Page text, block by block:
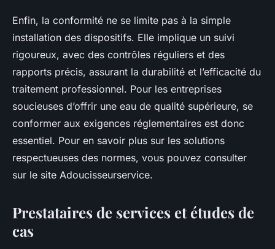
Enfin, la conformité ne se limite pas à la simple
installation des dispositifs. Elle implique un suivi
rigoureux, avec des contrôles réguliers et des
rapports précis, assurant la durabilité et l’efficacité du
traitement professionnel. Pour les entreprises
soucieuses d’offrir une eau de qualité supérieure, se
conformer aux exigences réglementaires est donc
essentiel. Pour en savoir plus sur les solutions
respectueuses des normes, vous pouvez consulter
sur le site Adoucisseurservice.
Prestataires de services et études de
cas